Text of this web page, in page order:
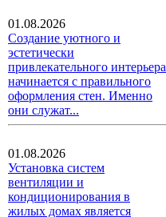
01.08.2026
Создание уютного и
эстетически
привлекательного интерьера
начинается с правильного
оформления стен. Именно
они служат...
01.08.2026
Установка систем
вентиляции и
кондиционирования в
жилых домах является